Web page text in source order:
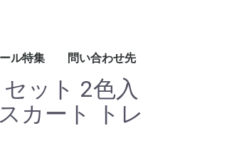
ル特集 問い合わせ先
問い合わせ先
ット 2色入
カート トレ